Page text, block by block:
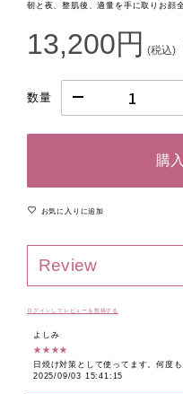
朝と夜、整肌後、適量を手に取りお顔
13,200円 (税込)
数量
購
お気に入りに追加
Review
ログインしてレビューを投稿する
よしみ
★★★★
日焼け対策として使ってます。何度
2025/09/03 15:41:15